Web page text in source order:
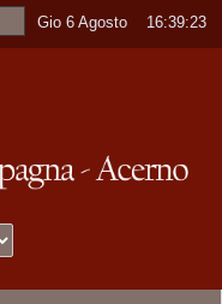
Gio 6 Agosto 16:39:23